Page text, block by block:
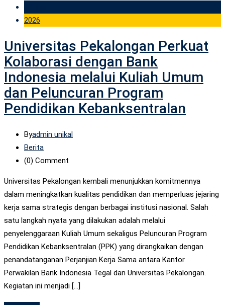
2026
Universitas Pekalongan Perkuat
Kolaborasi dengan Bank
Indonesia melalui Kuliah Umum
dan Peluncuran Program
Pendidikan Kebanksentralan
Byadmin unikal
Berita
(0) Comment
Universitas Pekalongan kembali menunjukkan komitmennya
dalam meningkatkan kualitas pendidikan dan memperluas jejaring
kerja sama strategis dengan berbagai institusi nasional. Salah
satu langkah nyata yang dilakukan adalah melalui
penyelenggaraan Kuliah Umum sekaligus Peluncuran Program
Pendidikan Kebanksentralan (PPK) yang dirangkaikan dengan
penandatanganan Perjanjian Kerja Sama antara Kantor
Perwakilan Bank Indonesia Tegal dan Universitas Pekalongan.
Kegiatan ini menjadi […]